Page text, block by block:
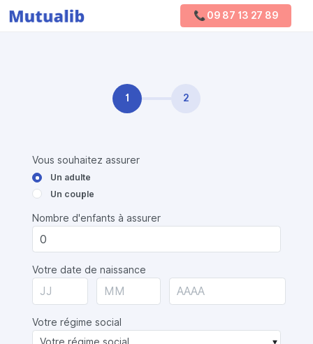
📞 09 87 13 27 89
Comparer les mutuelles
1 2
Vous souhaitez assurer
Un adulte
Un couple
Nombre d'enfants à assurer
Votre date de naissance
Votre régime social